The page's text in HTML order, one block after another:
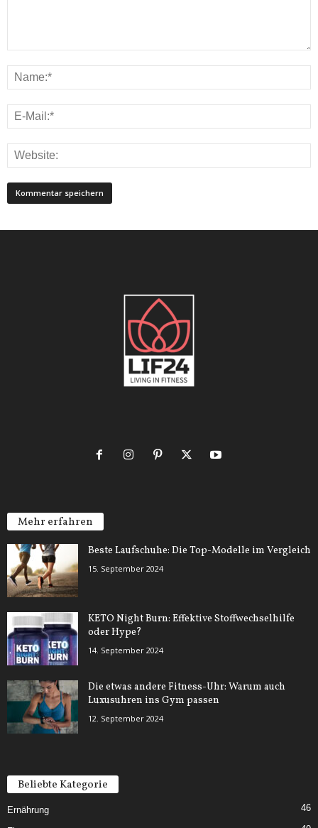
Mehr erfahren
Beste Laufschuhe: Die Top-Modelle im Vergleich
15. September 2024
KETO Night Burn: Effektive Stoffwechselhilfe
oder Hype?
14. September 2024
Die etwas andere Fitness-Uhr: Warum auch
Luxusuhren ins Gym passen
12. September 2024
Beliebte Kategorie
Ernährung 46